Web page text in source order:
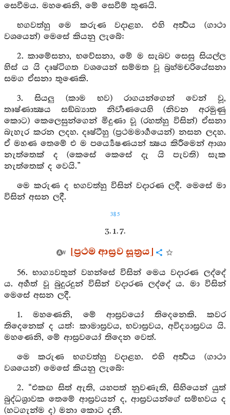
සෙවීමය. මහණෙනි, මේ සෙවීම් තුණයි.
භගවත්හු මෙ කරුණ වදාළහ. එහි අර්‍ත්‍ථය (ගාථා
වශයෙන්) මෙසේ කියනු ලැබේ:
2. කාමේසනා, භවේසනා, මේ ම සැබව සෙසු සියල්ල
හිස් ය යි දෘෂ්ටිගත වශයෙන් සම්මත වූ බ්‍රහ්මචරියේසනා
සමග ඒසනා තුණෙකි.
3. සියලු (කාම භව) රාගයන්ගෙන් වෙන් වූ,
තෘෂ්ණාක්‍ෂය සඞ්ඛ්‍යාත නිර්‍වාණයෙහි (නිවන අරමුණු
කොට) කෙලෙසුන්ගෙන් මිදුණා වූ (රහත්හු විසින්) ඒසනා
බැහැර කරන ලදහ. දෘෂ්ටීහු (ප්‍රථමමාර්‍ගයෙන්) නසන ලදහ.
ඒ මහණ තෙමේ එ ම පර්‍ය්‍යෙෂණයන් ක්‍ෂය කිරීමෙන් ආශා
නැත්තෙක් ද (කෙසේ කෙසේ දැ යි පැවති) සැක
නැත්තෙක් ද වෙයි.”
මෙ කරුණ ද භගවත්හු විසින් වදාරණ ලදී. මෙසේ මා
විසින් අසන ලදී.
385
3. 1. 7.
[ප්‍රථම ආස්‍රව සූත්‍රය]
56. භාග්‍යවතුන් වහන්සේ විසින් මෙය වදාරණ ලද්දේ
ය. අර්‍හත් වූ බුදුරදුන් විසින් වදාරණ ලද්දේ ය. මා විසින්
මෙසේ අසන ලදී.
1. මහණෙනි, මේ ආස්‍රවයෝ තිදෙනෙකි. කවර
තිදෙනෙක් ද යත්: කාමාස්‍රවය, භවාස්‍රවය, අවිද්‍යාස්‍රවය යි.
මහණෙනි, මේ ආස්‍රවයෝ තිදෙන වෙත්.
මෙ කරුණ භගවත්හු වදාළහ. එහි අර්‍ත්‍ථය (ගාථා
වශයෙන්) මෙසේ කියනු ලැබේ:
2. “එකඟ සිත් ඇති, යහපත් නුවණැති, සිහියෙන් යුත්
බුද්ධශ්‍රාවක තෙමේ ආස්‍රවයන් ද, ආස්‍රවයන්ගේ සම්භවය ද
(හටගැන්ම ද) මනා කොට දනී.